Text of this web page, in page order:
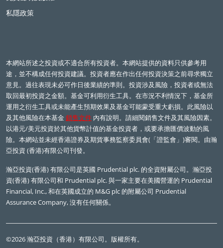
私隱政策
本網站所述之投資或不適合所有投資者。本網站提供的資料只供參考用
途，並不構成任何投資建議。投資者應在作出任何投資決策之前尋求獨立
意見。過往表現未必可作日後業績的準則。投資涉及風險，投資者或無法
取回最初投資之金額。基金可利用衍生工具。在市況不利情況下，基金所
運用之衍生工具或未能產生預期效果及基金可能蒙受重大虧損。此風險以
及其他風險在本基金 銷售文件 內有說明。請細閱銷售文件及其風險因素。
以港元/美元投資於其他貨幣計值的基金投資者，或要承擔匯價波動的風
險。本網站並未經香港證券及期貨事務監察委員會(「證監會」)審閱。由瀚
亞投資 (香港)有限公司刊發。
瀚亞投資(香港) 有限公司是英國 Prudential plc. 的全資附屬公司。瀚亞投
資(香港) 有限公司和 Prudential plc.與一家主要在美國營運的 Prudential
Financial, Inc.,和在英國成立的 M&G plc 的附屬公司 Prudential
Assurance Company,沒有任何關係。
©2026 瀚亞投資（香港）有限公司。版權所有。